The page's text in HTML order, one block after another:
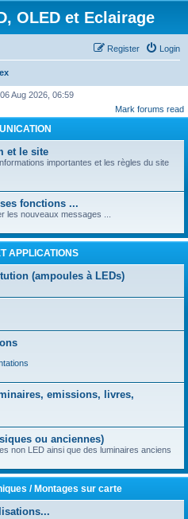
OLED et Eclairage
Login
Register
Aug 2026, 06:59
Mark forums read
et le site
importantes et les règles du site
fonctions ...
les nouveaux messages ...
APPLICATIONS
(ampoules à LEDs)
emissions, livres,
ou anciennes)
non LED ainsi que des luminaires anciens
/ Montages sur carte